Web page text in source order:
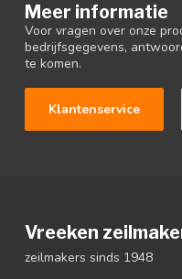
Meer informatie
Voor vragen over onze
bedrijfsgegevens,
te komen.
Klantenservice
Vreeken
zeilmakers sinds 1948